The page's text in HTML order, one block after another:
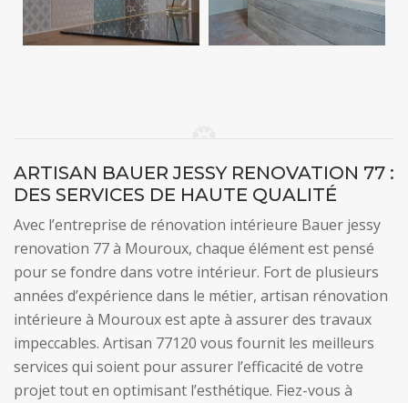
ARTISAN BAUER JESSY RENOVATION 77 :
DES SERVICES DE HAUTE QUALITÉ
Avec l’entreprise de rénovation intérieure Bauer jessy
renovation 77 à Mouroux, chaque élément est pensé
pour se fondre dans votre intérieur. Fort de plusieurs
années d’expérience dans le métier, artisan rénovation
intérieure à Mouroux est apte à assurer des travaux
impeccables. Artisan 77120 vous fournit les meilleurs
services qui soient pour assurer l’efficacité de votre
projet tout en optimisant l’esthétique. Fiez-vous à